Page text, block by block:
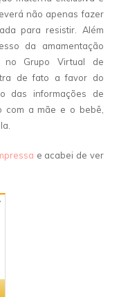
não apenas fazer
para resistir. Além
da amamentação
Grupo Virtual de
de fato a favor do
das informações de
com a mãe e o bebê,
e acabei de ver